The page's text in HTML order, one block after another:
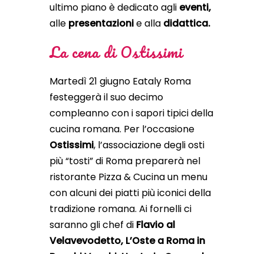
ultimo piano è dedicato agli eventi,
alle presentazionie alla didattica.
La cena di Ostissimi
Martedì 21 giugno Eataly Roma
festeggerà il suo decimo
compleanno con i sapori tipici della
cucina romana. Per l’occasione
Ostissimi, l’associazione degli osti
più “tosti” di Roma preparerà nel
ristorante Pizza & Cucina un menu
con alcuni dei piatti più iconici della
tradizione romana. Ai fornelli ci
saranno gli chef di Flavio al
Velavevodetto, L’Oste a Roma in